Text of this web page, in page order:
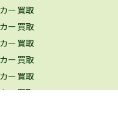
ー買取
ー買取
ー買取
ー買取
ー買取
ー買取